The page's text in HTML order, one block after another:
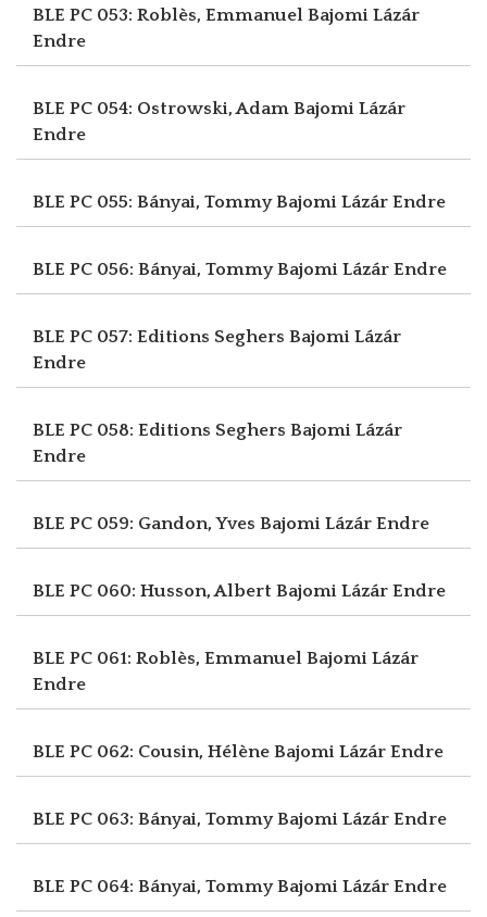
BLE PC 053: Roblès, Emmanuel Bajomi Lázár
Endre
BLE PC 054: Ostrowski, Adam Bajomi Lázár
Endre
BLE PC 055: Bányai, TommyBajomi Lázár Endre
BLE PC 056: Bányai, TommyBajomi Lázár Endre
BLE PC 057: Editions Seghers Bajomi Lázár
Endre
BLE PC 058: Editions Seghers Bajomi Lázár
Endre
BLE PC 059: Gandon, Yves Bajomi Lázár Endre
BLE PC 060: Husson, Albert Bajomi Lázár Endre
BLE PC 061: Roblès, Emmanuel Bajomi Lázár
Endre
BLE PC 062: Cousin, Hélène Bajomi Lázár Endre
BLE PC 063: Bányai, TommyBajomi Lázár Endre
BLE PC 064: Bányai, TommyBajomi Lázár Endre